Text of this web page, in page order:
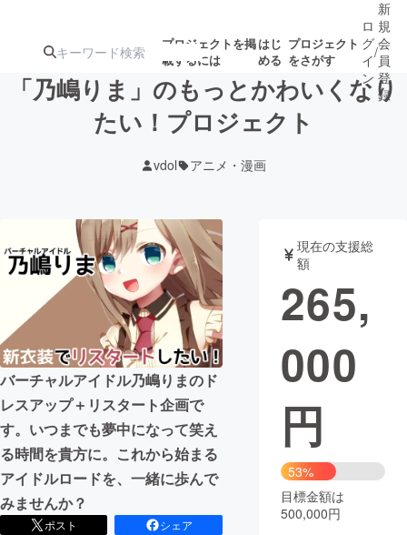
プロジェクトを掲
載するには
はじ
める
プロジェクト
をさがす
ジェクト
ロジェクト
アート・写真 音楽
テクノロジー・ガジェット ゲーム・サ
映像・映画
ビジネス・起業
まちづくり・地域活性化
CAMPFIRE for Social Good
CAMPFIRE Creation
CAMPFIREふるさと納税
コミュニティ
ロ
グ
イ
ン
/
新
規
会
員
登
録
「乃嶋りま」のもっとかわいくなり
たい！プロジェクト
vdol アニメ・漫画
バーチャルアイドル乃嶋りまのド
レスアップ＋リスタート企画で
す。いつまでも夢中になって笑え
る時間を貴方に。これから始まる
アイドルロードを、一緒に歩んで
みませんか？
ポスト
シェア
現在の支援総
額
265,
000
円
53%
目標金額は
500,000円